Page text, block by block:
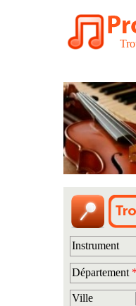
Instrument
Département *
Ville